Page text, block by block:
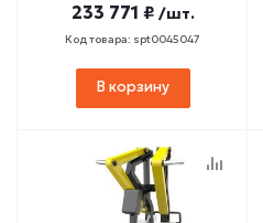
233 771 ₽ /шт.
Код товара: spt0045047
В корзину